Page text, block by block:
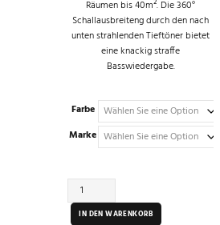
Räumen bis 40m². Die 360°
Schallausbreiteng durch den nach
unten strahlenden Tieftöner bietet
eine knackig straffe
Basswiedergabe.
Farbe
Marke
Cabasse
-
EoleIN DEN WARENKORB